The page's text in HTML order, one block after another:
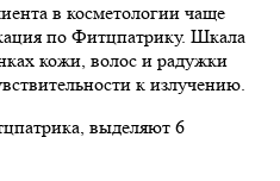
в косметологии чаще
по Фитцпатрику. Шкала
кожи, волос и радужки
к излучению.
выделяют 6